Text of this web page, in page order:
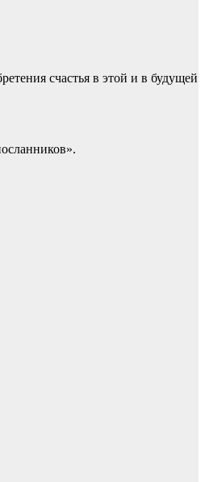
счастья в этой и в будущей